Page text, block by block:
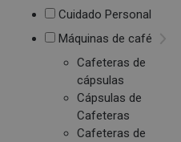
Cuidado Personal
Máquinas de café
Cafeteras de
cápsulas
Cápsulas de
Cafeteras
Cafeteras de